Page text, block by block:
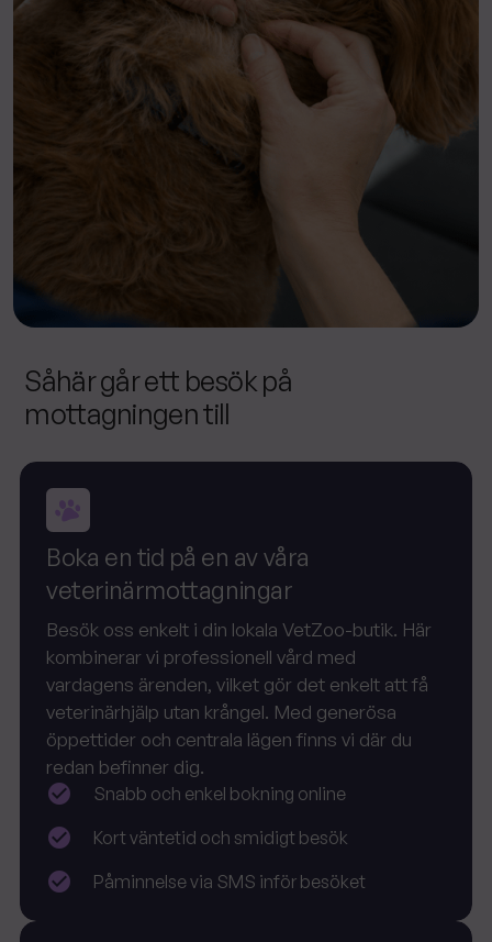
Såhär går ett besök på
mottagningen till
Boka en tid på en av våra
veterinärmottagningar
Besök oss enkelt i din lokala VetZoo-butik. Här
kombinerar vi professionell vård med
vardagens ärenden, vilket gör det enkelt att få
veterinärhjälp utan krångel. Med generösa
öppettider och centrala lägen finns vi där du
redan befinner dig.
Snabb och enkel bokning online
Kort väntetid och smidigt besök
Påminnelse via SMS inför besöket